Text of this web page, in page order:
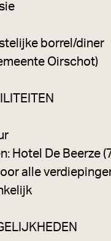
borrel/diner
Oirschot)
Hotel De Beerze
alle